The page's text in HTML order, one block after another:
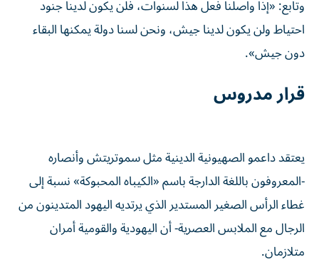
وتابع: «إذا واصلنا فعل هذا لسنوات، فلن يكون لدينا جنود
احتياط ولن يكون لدينا جيش، ونحن لسنا دولة يمكنها البقاء
دون جيش».
قرار مدروس
يعتقد داعمو الصهيونية الدينية مثل سموتريتش وأنصاره
-المعروفون باللغة الدارجة ​باسم «الكيباه المحبوكة» نسبة إلى
غطاء الرأس الصغير المستدير الذي يرتديه اليهود المتدينون من
الرجال مع الملابس العصرية- أن اليهودية والقومية أمران
متلازمان.